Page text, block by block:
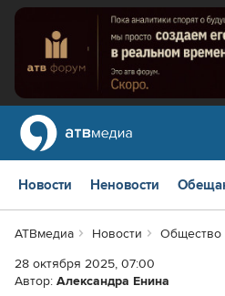
Новости Неновости
АТВмедиа Новости
Общество
28 октября 2025, 07:00
Автор: Александра Енина